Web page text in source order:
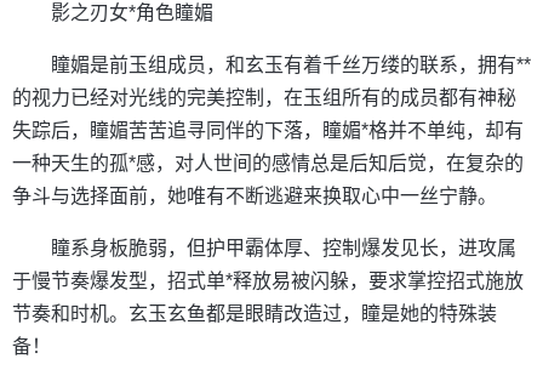
影之刃女*角色瞳媚
瞳媚是前玉组成员，和玄玉有着千丝万缕的联系，拥有**
的视力已经对光线的完美控制，在玉组所有的成员都有神秘
失踪后，瞳媚苦苦追寻同伴的下落，瞳媚*格并不单纯，却有
一种天生的孤*感，对人世间的感情总是后知后觉，在复杂的
争斗与选择面前，她唯有不断逃避来换取心中一丝宁静。
瞳系身板脆弱，但护甲霸体厚、控制爆发见长，进攻属
于慢节奏爆发型，招式单*释放易被闪躲，要求掌控招式施放
节奏和时机。玄玉玄鱼都是眼睛改造过，瞳是她的特殊装
备！